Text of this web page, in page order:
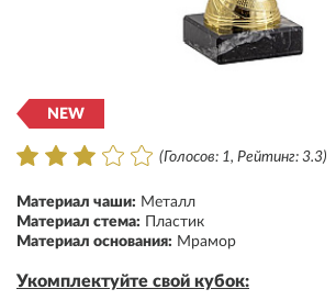
NEW
(Голосов: 1, Рейтинг: 3.3)
Материал чаши: Металл
Материал стема: Пластик
Материал основания: Мрамор
Укомплектуйте свой кубок: